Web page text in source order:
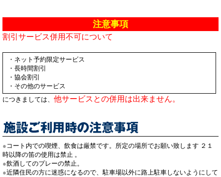
注意事項
割引サービス併用不可について
・ネット予約限定サービス
・長時間割引
・協会割引
・その他のサービス
につきましては、 他サービスとの併用は出来ません。
コート内での喫煙、飲食は厳禁です。所定の場所でお願い致します ２１
時以降の笛の使用は禁止 。
飲酒してのプレーの禁止。
近隣住民の方に迷惑になるので、駐車場以外に路上駐車しないようにして